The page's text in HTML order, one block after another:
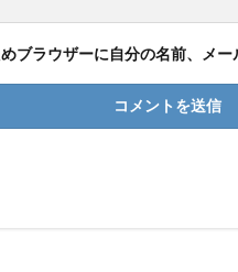
ブラウザーに自分の名前、メー